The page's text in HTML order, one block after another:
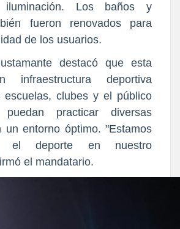
Los baños y
fueron renovados para
de los usuarios.
destacó que esta
infraestructura deportiva
escuelas, clubes y el público
practicar diversas
un entorno óptimo. "Estamos
el deporte en nuestro
el mandatario.